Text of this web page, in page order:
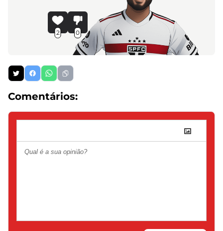
2 0
Comentários: